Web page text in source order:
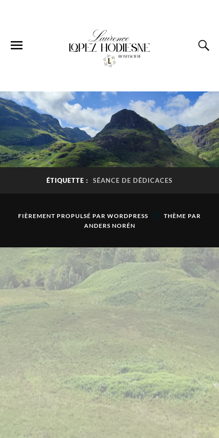
ÉTIQUETTE : SÉANCE DE DÉDICACES
FIÈREMENT PROPULSÉ PAR WORDPRESS
THÈME PAR
ANDERS NORÉN